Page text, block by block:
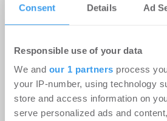
Consent Details Ad
Responsible use of your data
We and our 1 partners process
your IP-number, using technology
store and access information on
serve personalized ads and